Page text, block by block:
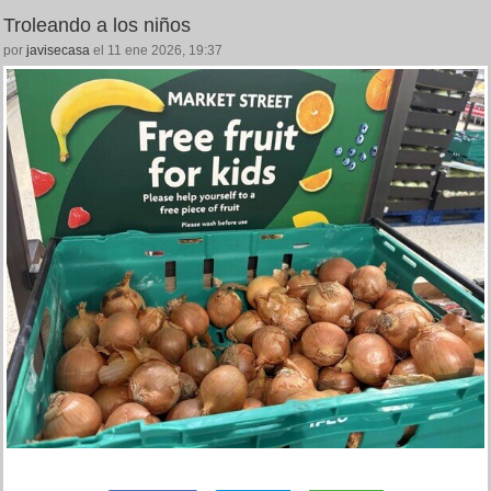
Troleando a los niños
por javisecasa el 11 ene 2026, 19:37